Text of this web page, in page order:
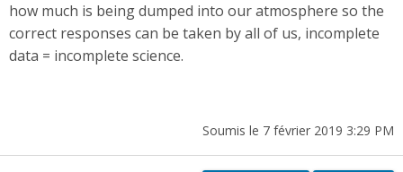
how much is being dumped into our atmosphere so the
correct responses can be taken by all of us, incomplete
data = incomplete science.
Soumis le 7 février 2019 3:29 PM